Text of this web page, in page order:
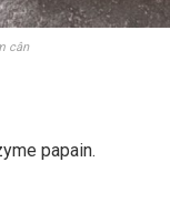
cân
papain.